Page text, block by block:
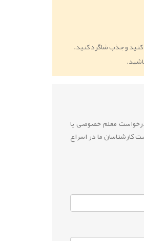
و جذب شاگرد کنید.
درخواست معلم خصوصی یا
کارشناسان ما در اسراع